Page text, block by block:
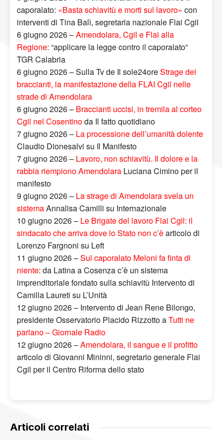
caporalato: «Basta schiavitù e morti sul lavoro» con
interventi di Tina Balì, segretaria nazionale Flai Cgil
6 giugno 2026 –Amendolara, Cgil e Flai alla
Regione: “applicare la legge contro il caporalato”
TGR Calabria
6 giugno 2026 – Sulla Tv de Il sole24oreStrage dei
braccianti, la manifestazione della FLAI Cgil nelle
strade di Amendolara
6 giugno 2026 – Braccianti uccisi, in tremila al corteo
Cgil nel Cosentinoda Il fatto quotidiano
7 giugno 2026 – La processione dell’umanità dolente
Claudio Dionesalvi su Il Manifesto
7 giugno 2026 – Lavoro, non schiavitù. Il dolore e la
rabbia riempiono Amendolara Luciana Cimino per il
manifesto
9 giugno 2026 – La strage di Amendolara svela un
sistemaAnnalisa Camilli su Internazionale
10 giugno 2026 – Le Brigate del lavoro Flai Cgil: il
sindacato che arriva dove lo Stato non c’èarticolo di
Lorenzo Fargnoni su Left
11 giugno 2026 –Sul caporalato Meloni fa finta di
niente: da Latina a Cosenza c’è un sistema
imprenditoriale fondato sulla schiavitù Intervento di
Camilla Laureti su L’Unità
12 giugno 2026 – Intervento di Jean Rene Bilongo,
presidente Osservatorio Placido Rizzotto aTutti ne
parlano – Giornale Radio
12 giugno 2026 –Amendolara, il sangue e il profitto
articolo di Giovanni Mininni, segretario generale Flai
Cgil per il Centro Riforma dello stato
Articoli correlati